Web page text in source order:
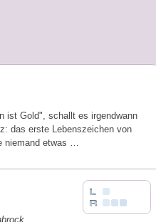
ist Gold", schallt es irgendwann
das erste Lebenszeichen von
niemand etwas …